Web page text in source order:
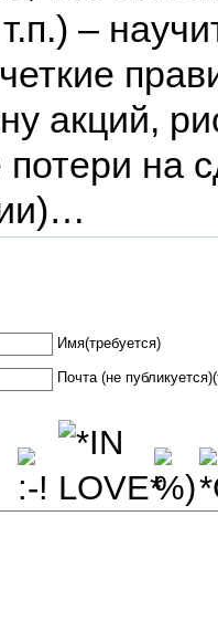
–
акций,
на
Имя(требуется)
Почта (не